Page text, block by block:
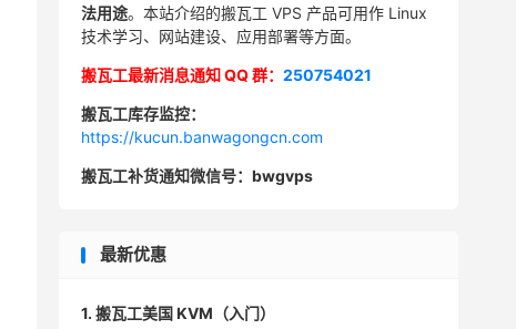
法用途。本站介绍的搬瓦工 VPS 产品可用作 Linux
技术学习、网站建设、应用部署等方面。
搬瓦工最新消息通知 QQ 群： 250754021
搬瓦工库存监控：
https://kucun.banwagongcn.com
搬瓦工补货通知微信号：bwgvps
最新优惠
1. 搬瓦工美国 KVM（入门）